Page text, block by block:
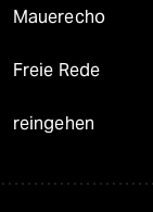
Mauerecho
Freie Rede
reingehen